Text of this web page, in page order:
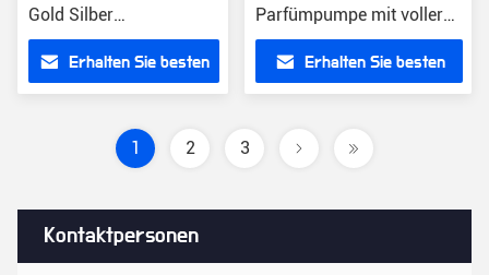
Kontaktpersonen
Gold Silber
Parfümpumpe
Erhalten Sie besten
Parfümpumpe mit voller
Kappe
Erhalten Sie besten
1 2 3